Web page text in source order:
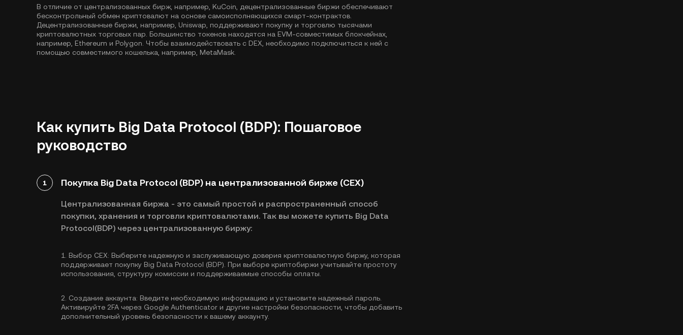
В отличие от централизованных бирж, например, KuCoin, децентрализованные биржи обеспечивают
бесконтрольный обмен криптовалют на основе самоисполняющихся смарт-контрактов.
Децентрализованные биржи, например, Uniswap, поддерживают покупку и торговлю тысячами
криптовалютных торговых пар. Большинство токенов находятся на EVM-совместимых блокчейнах,
например, Ethereum и Polygon . Чтобы взаимодействовать с DEX, необходимо подключиться к ней с
помощью совместимого кошелька, например, MetaMask.
Как купить Big Data Protocol (BDP): Пошаговое
руководство
1 Покупка Big Data Protocol (BDP) на централизованной бирже (CEX)
Централизованная биржа - это самый простой и распространенный способ
покупки, хранения и торговли криптовалютами. Так вы можете купить Big Data
Protocol(BDP) через централизованную биржу:
1. Выбор CEX: Выберите надежную и заслуживающую доверия криптовалютную биржу, которая
поддерживает покупку Big Data Protocol (BDP). При выборе криптобиржи учитывайте простоту
использования, структуру комиссии и поддерживаемые способы оплаты.
2. Создание аккаунта: Введите необходимую информацию и установите надежный пароль.
Активируйте 2FA через Google Authenticator и другие настройки безопасности, чтобы добавить
дополнительный уровень безопасности к вашему аккаунту.